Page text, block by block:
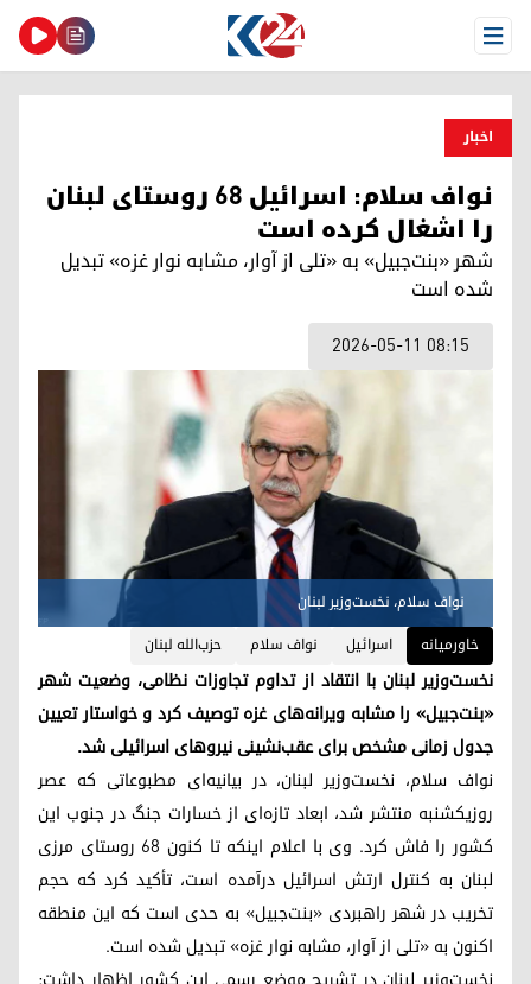
Open Menu
اخبار
نواف سلام: اسرائیل ۶۸ روستای لبنان
را اشغال کرده است
شهر «بنت‌جبیل» به «تلی از آوار، مشابه نوار غزه» تبدیل
شده است
2026-05-11 08:15
نواف سلام، نخست‌وزیر لبنان
خاورمیانه
اسرائیل نواف سلام حزب‌الله لبنان
نخست‌وزیر لبنان با انتقاد از تداوم تجاوزات نظامی، وضعیت شهر
«بنت‌جبیل» را مشابه ویرانه‌های غزه توصیف کرد و خواستار تعیین
جدول زمانی مشخص برای عقب‌نشینی نیروهای اسرائیلی شد.
نواف سلام، نخست‌وزیر لبنان، در بیانیه‌ای مطبوعاتی که عصر
روزیکشنبه منتشر شد، ابعاد تازه‌ای از خسارات جنگ در جنوب این
کشور را فاش کرد. وی با اعلام اینکه تا کنون ۶۸ روستای مرزی
لبنان به کنترل ارتش اسرائیل درآمده است، تأکید کرد که حجم
تخریب در شهر راهبردی «بنت‌جبیل» به حدی است که این منطقه
اکنون به «تلی از آوار، مشابه نوار غزه» تبدیل شده است.